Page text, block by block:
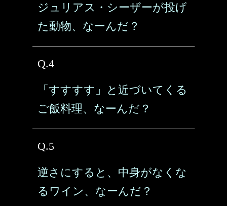
ジュリアス・シーザーが投げ
た動物、なーんだ？
Q.4
「すすすす」と近づいてくる
ご飯料理、なーんだ？
Q.5
逆さにすると、中身がなくな
るワイン、なーんだ？